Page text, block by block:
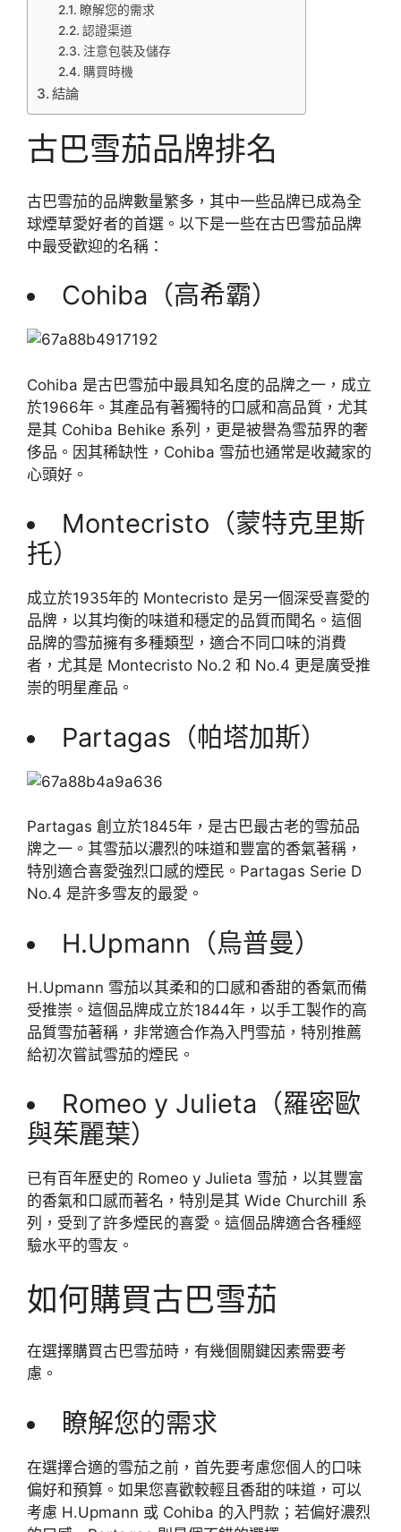
瞭解您的需求
認證渠道
注意包裝及儲存
購買時機
結論
古巴雪茄品牌排名
古巴雪茄的品牌數量繁多，其中一些品牌已成為全
球煙草愛好者的首選。以下是一些在古巴雪茄品牌
中最受歡迎的名稱：
Cohiba（高希霸）
Cohiba 是古巴雪茄中最具知名度的品牌之一，成立
於1966年。其產品有著獨特的口感和高品質，尤其
是其 Cohiba Behike 系列，更是被譽為雪茄界的奢
侈品。因其稀缺性，Cohiba 雪茄也通常是收藏家的
心頭好。
Montecristo（蒙特克里斯
托）
成立於1935年的 Montecristo 是另一個深受喜愛的
品牌，以其均衡的味道和穩定的品質而聞名。這個
品牌的雪茄擁有多種類型，適合不同口味的消費
者，尤其是 Montecristo No.2 和 No.4 更是廣受推
崇的明星產品。
Partagas（帕塔加斯）
Partagas 創立於1845年，是古巴最古老的雪茄品
牌之一。其雪茄以濃烈的味道和豐富的香氣著稱，
特別適合喜愛強烈口感的煙民。Partagas Serie D
No.4 是許多雪友的最愛。
H.Upmann（烏普曼）
H.Upmann 雪茄以其柔和的口感和香甜的香氣而備
受推崇。這個品牌成立於1844年，以手工製作的高
品質雪茄著稱，非常適合作為入門雪茄，特別推薦
給初次嘗試雪茄的煙民。
Romeo y Julieta（羅密歐
與茱麗葉）
已有百年歷史的 Romeo y Julieta 雪茄，以其豐富
的香氣和口感而著名，特別是其 Wide Churchill 系
列，受到了許多煙民的喜愛。這個品牌適合各種經
驗水平的雪友。
如何購買古巴雪茄
在選擇購買古巴雪茄時，有幾個關鍵因素需要考
慮。
瞭解您的需求
在選擇合適的雪茄之前，首先要考慮您個人的口味
偏好和預算。如果您喜歡較輕且香甜的味道，可以
考慮 H.Upmann 或 Cohiba 的入門款；若偏好濃烈